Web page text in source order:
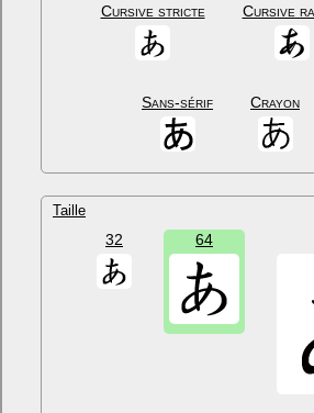
Cursive stricte Cursive
Sans-sérif Crayon
Taille
32 64